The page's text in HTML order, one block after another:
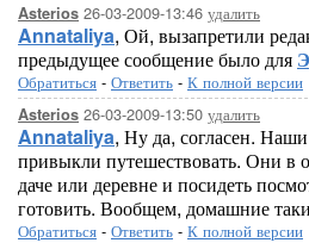
Asterios 26-03-2009-13:46 удалить
Annataliya, Ой, вызапретили
предыдущее сообщение было для
Обратиться - Ответить - К полной версии
Asterios 26-03-2009-13:50 удалить
Annataliya, Ну да, согласен.
привыкли путешествовать. Они в
даче или деревне и посидеть
готовить. Вообщем, домашние
Обратиться - Ответить - К полной версии